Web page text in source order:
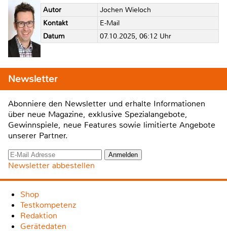
Autor
Jochen Wieloch
Kontakt
E-Mail
Datum
07.10.2025, 06:12 Uhr
Newsletter
Abonniere den Newsletter und erhalte Informationen
über neue Magazine, exklusive Spezialangebote,
Gewinnspiele, neue Features sowie limitierte Angebote
unserer Partner.
Newsletter abbestellen
Shop
Testkompetenz
Redaktion
Gerätedaten